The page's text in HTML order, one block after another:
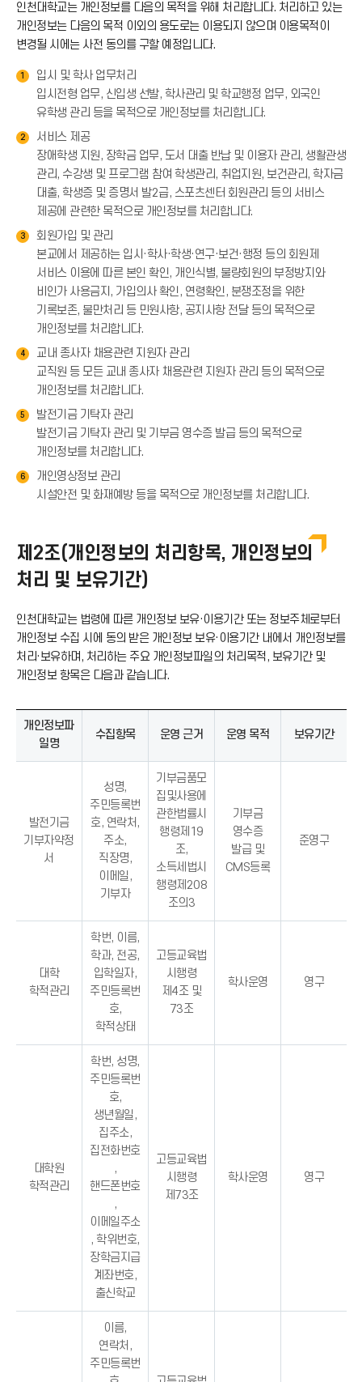
인천대학교는 개인정보를 다음의 목적을 위해 처리합니다. 처리하고 있는
개인정보는 다음의 목적 이외의 용도로는 이용되지 않으며 이용목적이
변경될 시에는 사전 동의를 구할 예정입니다.
1
입시 및 학사 업무처리
입시전형 업무, 신입생 선발, 학사관리 및 학교행정 업무, 외국인
유학생 관리 등을 목적으로 개인정보를 처리합니다.
2
서비스 제공
장애학생 지원, 장학금 업무, 도서 대출 반납 및 이용자 관리, 생활관생
관리, 수강생 및 프로그램 참여 학생관리, 취업지원, 보건관리, 학자금
대출, 학생증 및 증명서 발2급, 스포츠센터 회원관리 등의 서비스
제공에 관련한 목적으로 개인정보를 처리합니다.
3
회원가입 및 관리
본교에서 제공하는 입시·학사·학생·연구·보건·행정 등의 회원제
서비스 이용에 따른 본인 확인, 개인식별, 불량회원의 부정방지와
비인가 사용금지, 가입의사 확인, 연령확인, 분쟁조정을 위한
기록보존, 불만처리 등 민원사항, 공지사항 전달 등의 목적으로
개인정보를 처리합니다.
4
교내 종사자 채용관련 지원자 관리
교직원 등 모든 교내 종사자 채용관련 지원자 관리 등의 목적으로
개인정보를 처리합니다.
5
발전기금 기탁자 관리
발전기금 기탁자 관리 및 기부금 영수증 발급 등의 목적으로
개인정보를 처리합니다.
6
개인영상정보 관리
시설안전 및 화재예방 등을 목적으로 개인정보를 처리합니다.
제2조(개인정보의 처리항목, 개인정보의
처리 및 보유기간)
인천대학교는 법령에 따른 개인정보 보유·이용기간 또는 정보주체로부터
개인정보 수집 시에 동의 받은 개인정보 보유·이용기간 내에서 개인정보를
처리·보유하며, 처리하는 주요 개인정보파일의 처리목적, 보유기간 및
개인정보 항목은 다음과 같습니다.
개인정보파
일명
수집항목 운영 근거 운영 목적 보유기간
발전기금
기부자약정
서
성명,
주민등록번
호, 연락처,
주소,
직장명,
이메일,
기부자
기부금품모
집및사용에
관한법률시
행령제19
조,
소득세법시
행령제208
조의3
기부금
영수증
발급 및
CMS등록
준영구
대학
학적관리
학번, 이름,
학과, 전공,
입학일자,
주민등록번
호,
학적상태
고등교육법
시행령
제4조 및
73조
학사운영 영구
대학원
학적관리
학번, 성명,
주민등록번
호,
생년월일,
집주소,
집전화번호
,
핸드폰번호
,
이메일주소
, 학위번호,
장학금지급
계좌번호,
출신학교
고등교육법
시행령
제73조
학사운영 영구
이름,
연락처,
주민등록번